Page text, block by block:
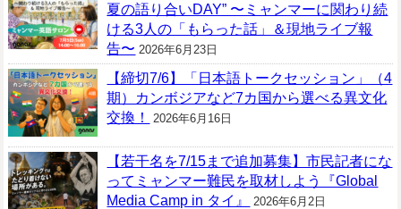
夏の語り合いDAY” 〜ミャンマーに関わり続
ける3人の「もらった話」＆現地ライブ報
告〜 2026年6月23日
【締切7/6】「日本語トークセッション」（4
期）カンボジアなど7カ国から選べる異文化
交換！
2026年6月16日
【若干名を7/15まで追加募集】市民記者にな
ってミャンマー難民を取材しよう『Global
Media Camp in タイ』
2026年6月2日